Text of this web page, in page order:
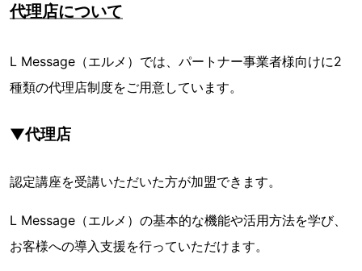
代理店について
L Message（エルメ）では、パートナー事業者様向けに2
種類の代理店制度をご用意しています。
▼代理店
認定講座を受講いただいた方が加盟できます。
L Message（エルメ）の基本的な機能や活用方法を学び、
お客様への導入支援を行っていただけます。